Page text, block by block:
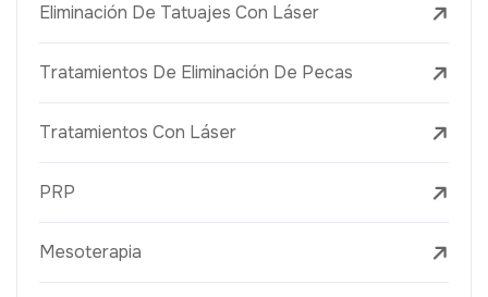
Eliminación De Tatuajes Con Láser
Tratamientos De Eliminación De Pecas
Tratamientos Con Láser
PRP
Mesoterapia